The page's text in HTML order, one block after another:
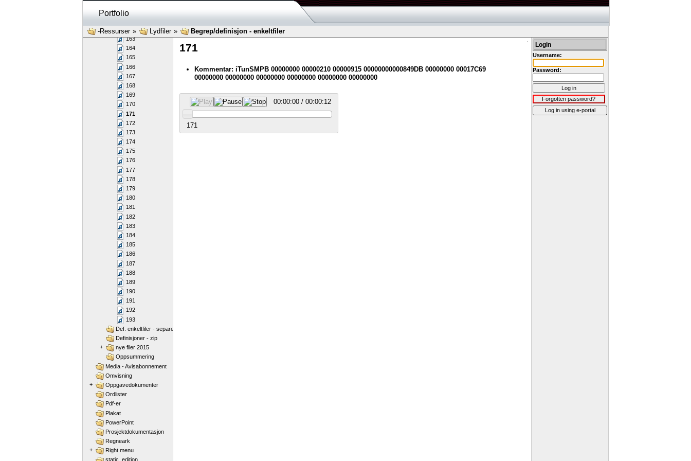
Portfolio
-Ressurser» Lydfiler» Begrep/definisjon - enkeltfiler
171
Kommentar: iTunSMPB 00000000 00000210 00000915 00000000000849DB 00000000 00017C69
00000000 00000000 00000000 00000000 00000000 00000000
00:00:00 / 00:00:12
171
160
162
163
164
165
166
167
168
169
170
171
172
173
174
175
176
177
178
179
180
181
182
183
184
185
186
187
188
189
190
191
192
193
Def. enkeltfiler - separert
Definisjoner - zip
+
nye filer 2015
Oppsummering
Media - Avisabonnement
Omvisning
+
Oppgavedokumenter
Ordlister
Pdf-er
Plakat
PowerPoint
Prosjektdokumentasjon
Regneark
+
Right menu
static_edition
Login
Username:
Password:
Log in
Forgotten password?
Log in using e-portal